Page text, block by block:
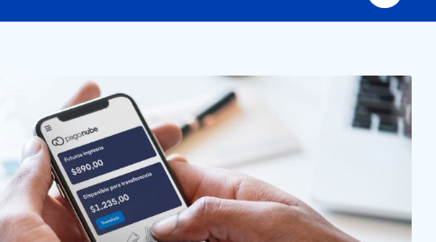
¿Cómo es comprar en
20 tiendas online